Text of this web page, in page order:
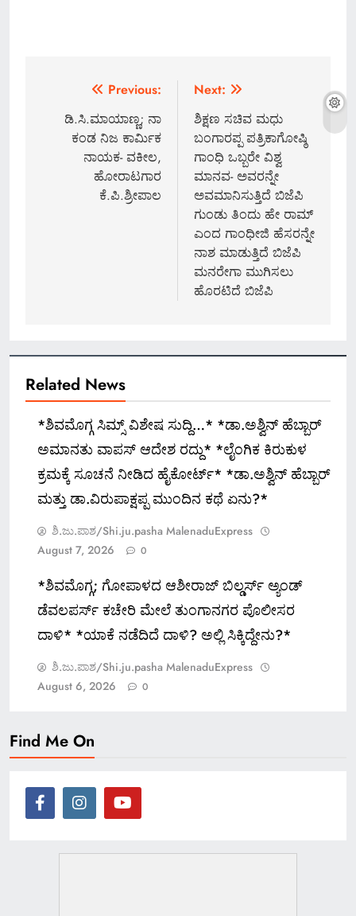
navigation
Previous:
ಡಿ.ಸಿ.ಮಾಯಾಣ್ಣ; ನಾ
ಕಂಡ ನಿಜ ಕಾರ್ಮಿಕ
ನಾಯಕ- ವಕೀಲ,
ಹೋರಾಟಗಾರ
ಕೆ.ಪಿ.ಶ್ರೀಪಾಲ
Next:
ಶಿಕ್ಷಣ ಸಚಿವ ಮಧು
ಬಂಗಾರಪ್ಪ ಪತ್ರಿಕಾಗೋಷ್ಠಿ
ಗಾಂಧಿ ಒಬ್ಬರೇ ವಿಶ್ವ
ಮಾನವ- ಅವರನ್ನೇ
ಅವಮಾನಿಸುತ್ತಿದೆ ಬಿಜೆಪಿ
ಗುಂಡು ತಿಂದು ಹೇ ರಾಮ್
ಎಂದ ಗಾಂಧೀಜಿ ಹೆಸರನ್ನೇ
ನಾಶ ಮಾಡುತ್ತಿದೆ ಬಿಜೆಪಿ
ಮನರೇಗಾ ಮುಗಿಸಲು
ಹೊರಟಿದೆ ಬಿಜೆಪಿ
Related News
*ಶಿವಮೊಗ್ಗ ಸಿಮ್ಸ್ ವಿಶೇಷ ಸುದ್ದಿ…* *ಡಾ.ಅಶ್ವಿನ್ ಹೆಬ್ಬಾರ್
ಅಮಾನತು ವಾಪಸ್ ಆದೇಶ ರದ್ದು* *ಲೈಂಗಿಕ ಕಿರುಕುಳ
ಕ್ರಮಕ್ಕೆ ಸೂಚನೆ ನೀಡಿದ ಹೈಕೋರ್ಟ್* *ಡಾ.ಅಶ್ವಿನ್ ಹೆಬ್ಬಾರ್
ಮತ್ತು ಡಾ.ವಿರುಪಾಕ್ಷಪ್ಪ ಮುಂದಿನ ಕಥೆ ಏನು?*
ಶಿ.ಜು.ಪಾಶ/Shi.ju.pasha MalenaduExpress
August 7, 2026
0
*ಶಿವಮೊಗ್ಗ; ಗೋಪಾಳದ ಆಶೀರಾಜ್ ಬಿಲ್ಡರ್ಸ್ ಅ್ಯಂಡ್
ಡೆವಲಪರ್ಸ್ ಕಚೇರಿ ಮೇಲೆ ತುಂಗಾನಗರ ಪೊಲೀಸರ
ದಾಳಿ* *ಯಾಕೆ ನಡೆದಿದೆ ದಾಳಿ? ಅಲ್ಲಿ ಸಿಕ್ಕಿದ್ದೇನು?*
ಶಿ.ಜು.ಪಾಶ/Shi.ju.pasha MalenaduExpress
August 6, 2026
0
Find Me On